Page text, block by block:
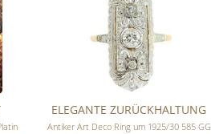
ELEGANTE ZURÜCKHALTUNG
Antiker Art Deco Ring um 1925/30 585 GG